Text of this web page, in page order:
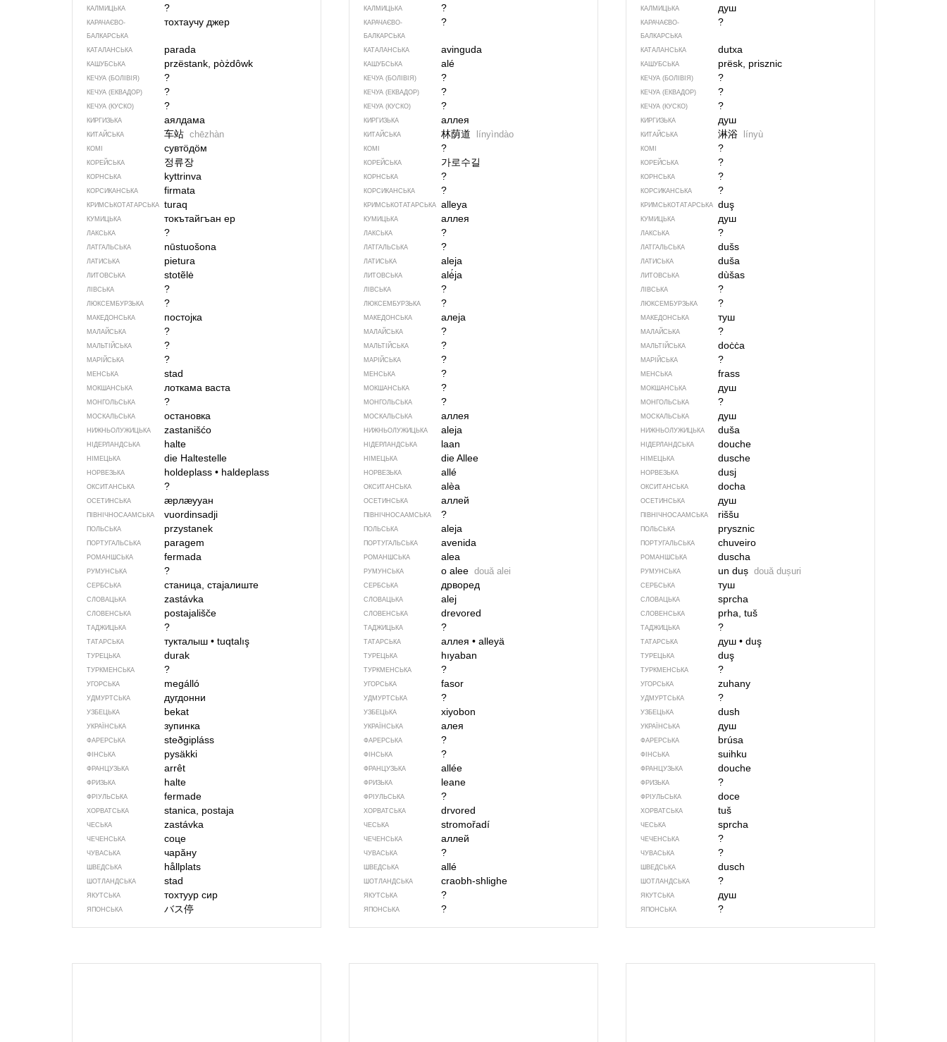
КАЛМИЦЬКА ?
КАРАЧАЄВО-
БАЛКАРСЬКА
тохтаучу джер
КАТАЛАНСЬКА parada
КАШУБСЬКА przëstank, pòżdôwk
КЕЧУА (БОЛІВІЯ) ?
КЕЧУА (ЕКВАДОР) ?
КЕЧУА (КУСКО) ?
КИРГИЗЬКА аялдама
КИТАЙСЬКА 车站 chēzhàn
КОМІ сувтӧдӧм
КОРЕЙСЬКА 정류장
КОРНСЬКА kyttrinva
КОРСИКАНСЬКА firmata
КРИМСЬКОТАТАРСЬКА turaq
КУМИЦЬКА токътайгъан ер
ЛАКСЬКА ?
ЛАТГАЛЬСЬКА nūstuošona
ЛАТИСЬКА pietura
ЛИТОВСЬКА stotẽlė
ЛІВСЬКА ?
ЛЮКСЕМБУРЗЬКА ?
МАКЕДОНСЬКА постојка
МАЛАЙСЬКА ?
МАЛЬТІЙСЬКА ?
МАРІЙСЬКА ?
МЕНСЬКА stad
МОКШАНСЬКА лоткама васта
МОНГОЛЬСЬКА ?
МОСКАЛЬСЬКА остановка
НИЖНЬОЛУЖИЦЬКА zastanišćo
НІДЕРЛАНДСЬКА halte
НІМЕЦЬКА die Haltestelle
НОРВЕЗЬКА holdeplass •haldeplass
ОКСИТАНСЬКА ?
ОСЕТИНСЬКА ӕрлӕууан
ПІВНІЧНОСААМСЬКА vuordinsadji
ПОЛЬСЬКА przystanek
ПОРТУГАЛЬСЬКА paragem
РОМАНШСЬКА fermada
РУМУНСЬКА ?
СЕРБСЬКА станица, стајалиште
СЛОВАЦЬКА zastávka
СЛОВЕНСЬКА postajališče
ТАДЖИЦЬКА ?
ТАТАРСЬКА тукталыш •tuqtalış
ТУРЕЦЬКА durak
ТУРКМЕНСЬКА ?
УГОРСЬКА megálló
УДМУРТСЬКА дугдонни
УЗБЕЦЬКА bekat
УКРАЇНСЬКА зупинка
ФАРЕРСЬКА steðgipláss
ФІНСЬКА pysäkki
ФРАНЦУЗЬКА arrêt
ФРИЗЬКА halte
ФРІУЛЬСЬКА fermade
ХОРВАТСЬКА stanica, postaja
ЧЕСЬКА zastávka
ЧЕЧЕНСЬКА соце
ЧУВАСЬКА чарӑну
ШВЕДСЬКА hållplats
ШОТЛАНДСЬКА stad
ЯКУТСЬКА тохтуур сир
ЯПОНСЬКА バス停
КАЛМИЦЬКА ?
КАРАЧАЄВО-
БАЛКАРСЬКА
?
КАТАЛАНСЬКА avinguda
КАШУБСЬКА alé
КЕЧУА (БОЛІВІЯ) ?
КЕЧУА (ЕКВАДОР) ?
КЕЧУА (КУСКО) ?
КИРГИЗЬКА аллея
КИТАЙСЬКА 林荫道 línyìndào
КОМІ ?
КОРЕЙСЬКА 가로수길
КОРНСЬКА ?
КОРСИКАНСЬКА ?
КРИМСЬКОТАТАРСЬКА alleya
КУМИЦЬКА аллея
ЛАКСЬКА ?
ЛАТГАЛЬСЬКА ?
ЛАТИСЬКА aleja
ЛИТОВСЬКА alė́ja
ЛІВСЬКА ?
ЛЮКСЕМБУРЗЬКА ?
МАКЕДОНСЬКА алеја
МАЛАЙСЬКА ?
МАЛЬТІЙСЬКА ?
МАРІЙСЬКА ?
МЕНСЬКА ?
МОКШАНСЬКА ?
МОНГОЛЬСЬКА ?
МОСКАЛЬСЬКА аллея
НИЖНЬОЛУЖИЦЬКА aleja
НІДЕРЛАНДСЬКА laan
НІМЕЦЬКА die Allee
НОРВЕЗЬКА allé
ОКСИТАНСЬКА alèa
ОСЕТИНСЬКА аллей
ПІВНІЧНОСААМСЬКА ?
ПОЛЬСЬКА aleja
ПОРТУГАЛЬСЬКА avenida
РОМАНШСЬКА alea
РУМУНСЬКА o alee două alei
СЕРБСЬКА дрворед
СЛОВАЦЬКА alej
СЛОВЕНСЬКА drevored
ТАДЖИЦЬКА ?
ТАТАРСЬКА аллея • alleyä
ТУРЕЦЬКА hıyaban
ТУРКМЕНСЬКА ?
УГОРСЬКА fasor
УДМУРТСЬКА ?
УЗБЕЦЬКА xiyobon
УКРАЇНСЬКА алея
ФАРЕРСЬКА ?
ФІНСЬКА ?
ФРАНЦУЗЬКА allée
ФРИЗЬКА leane
ФРІУЛЬСЬКА ?
ХОРВАТСЬКА drvored
ЧЕСЬКА stromořadí
ЧЕЧЕНСЬКА аллей
ЧУВАСЬКА ?
ШВЕДСЬКА allé
ШОТЛАНДСЬКА craobh-shlighe
ЯКУТСЬКА ?
ЯПОНСЬКА ?
КАЛМИЦЬКА душ
КАРАЧАЄВО-
БАЛКАРСЬКА
?
КАТАЛАНСЬКА dutxa
КАШУБСЬКА prësk, prisznic
КЕЧУА (БОЛІВІЯ) ?
КЕЧУА (ЕКВАДОР) ?
КЕЧУА (КУСКО) ?
КИРГИЗЬКА душ
КИТАЙСЬКА 淋浴 línyù
КОМІ ?
КОРЕЙСЬКА ?
КОРНСЬКА ?
КОРСИКАНСЬКА ?
КРИМСЬКОТАТАРСЬКА duş
КУМИЦЬКА душ
ЛАКСЬКА ?
ЛАТГАЛЬСЬКА dušs
ЛАТИСЬКА duša
ЛИТОВСЬКА dùšas
ЛІВСЬКА ?
ЛЮКСЕМБУРЗЬКА ?
МАКЕДОНСЬКА туш
МАЛАЙСЬКА ?
МАЛЬТІЙСЬКА doċċa
МАРІЙСЬКА ?
МЕНСЬКА frass
МОКШАНСЬКА душ
МОНГОЛЬСЬКА ?
МОСКАЛЬСЬКА душ
НИЖНЬОЛУЖИЦЬКА duša
НІДЕРЛАНДСЬКА douche
НІМЕЦЬКА dusche
НОРВЕЗЬКА dusj
ОКСИТАНСЬКА docha
ОСЕТИНСЬКА душ
ПІВНІЧНОСААМСЬКА riššu
ПОЛЬСЬКА prysznic
ПОРТУГАЛЬСЬКА chuveiro
РОМАНШСЬКА duscha
РУМУНСЬКА un duș două dușuri
СЕРБСЬКА туш
СЛОВАЦЬКА sprcha
СЛОВЕНСЬКА prha, tuš
ТАДЖИЦЬКА ?
ТАТАРСЬКА душ• duş
ТУРЕЦЬКА duş
ТУРКМЕНСЬКА ?
УГОРСЬКА zuhany
УДМУРТСЬКА ?
УЗБЕЦЬКА dush
УКРАЇНСЬКА душ
ФАРЕРСЬКА brúsa
ФІНСЬКА suihku
ФРАНЦУЗЬКА douche
ФРИЗЬКА ?
ФРІУЛЬСЬКА doce
ХОРВАТСЬКА tuš
ЧЕСЬКА sprcha
ЧЕЧЕНСЬКА ?
ЧУВАСЬКА ?
ШВЕДСЬКА dusch
ШОТЛАНДСЬКА ?
ЯКУТСЬКА душ
ЯПОНСЬКА ?